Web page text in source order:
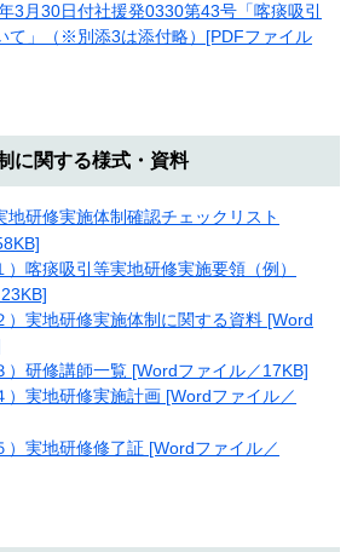
3月30日付社援発0330第43号「喀痰吸引
て」（※別添3は添付略）[PDFファイル
に関する様式・資料
地研修実施体制確認チェックリスト
）喀痰吸引等実地研修実施要領（例）
）実地研修実施体制に関する資料 [Word
）研修講師一覧 [Wordファイル／17KB]
）実地研修実施計画 [Wordファイル／
）実地研修修了証 [Wordファイル／